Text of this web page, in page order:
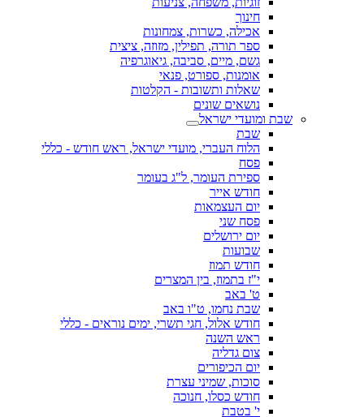
חינוך
אכילה, כשרות, צמחונות
ספר תורה, תפילין, מזוזה, ציצית
גשם, מיים, סביבה, גיאוגרפיה
אומנות, ספורט, פנאי
שאלות ותשובות - הקלטות
נושאים שונים
שבת ומועדי ישראל
שבת
הלוח העברי, מועדי ישראל, ראש חודש - כללי
פסח
ספירת העומר, ל"ג בעומר
חודש אייר
יום העצמאות
פסח שני
יום ירושלים
שבועות
חודש תמוז
י"ז בתמוז, בין המצרים
ט' באב
שבת נחמו, ט"ו באב
חודש אלול, חגי תשרי, ימים נוראים - כללי
ראש השנה
צום גדליה
יום הכיפורים
סוכות, שמיני עצרת
חודש כסלו, חנוכה
י' בטבת